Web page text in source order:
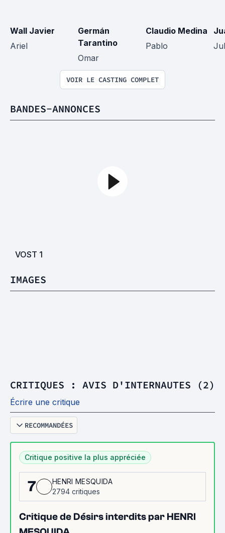
Wall Javier
Ariel
Germán
Tarantino
Omar
Claudio Medina
Pablo
VOIR LE CASTING COMPLET
BANDES-ANNONCES
VOST 1
IMAGES
CRITIQUES : AVIS D'INTERNAUTES (2)
Écrire une critique
RECOMMANDÉES
Critique positive la plus appréciée
7
HENRI MESQUIDA
2794 critiques
Critique de Désirs interdits par HENRI